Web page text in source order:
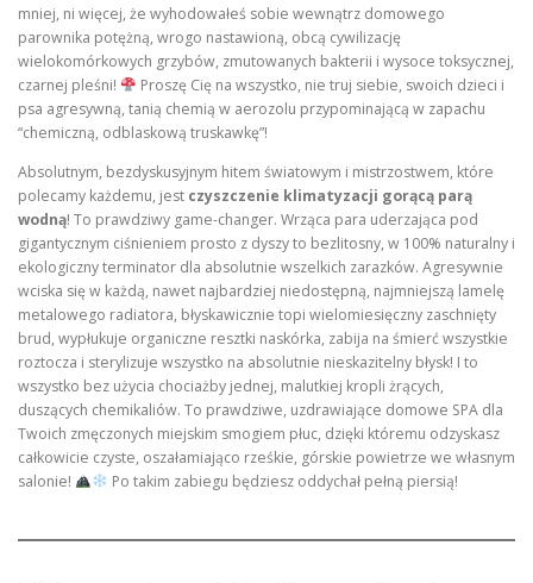
mniej, ni więcej, że wyhodowałeś sobie wewnątrz domowego
parownika potężną, wrogo nastawioną, obcą cywilizację
wielokomórkowych grzybów, zmutowanych bakterii i wysoce toksycznej,
czarnej pleśni!
Proszę Cię na wszystko, nie truj siebie, swoich dzieci i
psa agresywną, tanią chemią w aerozolu przypominającą w zapachu
“chemiczną, odblaskową truskawkę”!
Absolutnym, bezdyskusyjnym hitem światowym i mistrzostwem, które
polecamy każdemu, jest czyszczenie klimatyzacji gorącą parą
wodną! To prawdziwy game-changer. Wrząca para uderzająca pod
gigantycznym ciśnieniem prosto z dyszy to bezlitosny, w 100% naturalny i
ekologiczny terminator dla absolutnie wszelkich zarazków. Agresywnie
wciska się w każdą, nawet najbardziej niedostępną, najmniejszą lamelę
metalowego radiatora, błyskawicznie topi wielomiesięczny zaschnięty
brud, wypłukuje organiczne resztki naskórka, zabija na śmierć wszystkie
roztocza i sterylizuje wszystko na absolutnie nieskazitelny błysk! I to
wszystko bez użycia chociażby jednej, malutkiej kropli żrących,
duszących chemikaliów. To prawdziwe, uzdrawiające domowe SPA dla
Twoich zmęczonych miejskim smogiem płuc, dzięki któremu odzyskasz
całkowicie czyste, oszałamiająco rześkie, górskie powietrze we własnym
salonie!
Po takim zabiegu będziesz oddychał pełną piersią!